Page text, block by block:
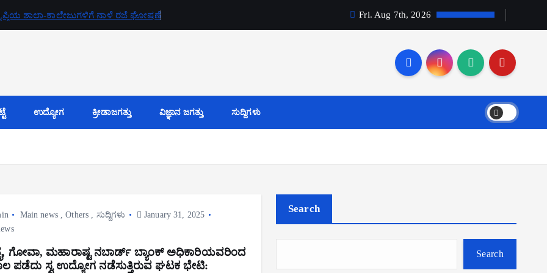
ಶಾಲಾ-ಕಾಲೇಜುಗಳಿಗೆ ನಾಳೆ ರಜೆ ಘೋಷಣೆ Fri. Aug 7th, 2026
ಉದ್ಯೋಗ ಕ್ರೀಡಾಜಗತ್ತು ವಿಜ್ಞಾನ ಜಗತ್ತು ಸುದ್ದಿಗಳು
Main news,Others , ಸುದ್ದಿಗಳು
January 31, 2025
ಗೋವಾ, ಮಹಾರಾಷ್ಟ ನಬಾರ್ಡ್ ಬ್ಯಾಂಕ್ ಅಧಿಕಾರಿಯವರಿಂದ
ಪಡೆದು ಸ್ವ ಉದ್ಯೋಗ ನಡೆಸುತ್ತಿರುವ ಘಟಕ ಭೇಟಿ:
Search
Search